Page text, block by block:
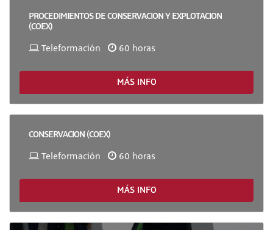
PROCEDIMIENTOS DE CONSERVACION Y EXPLOTACION
(COEX)
Teleformación 60 horas
MÁS INFO
CONSERVACION (COEX)
Teleformación 60 horas
MÁS INFO